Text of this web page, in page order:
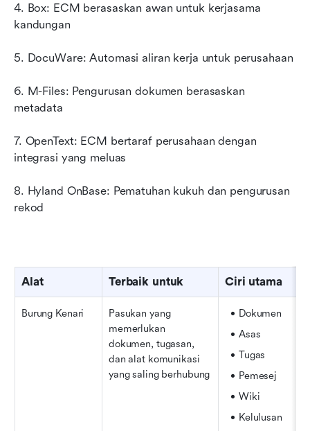
4. Box: ECM berasaskan awan untuk kerjasama
kandungan
5. DocuWare: Automasi aliran kerja untuk perusahaan
6. M-Files: Pengurusan dokumen berasaskan
metadata
7. OpenText: ECM bertaraf perusahaan dengan
integrasi yang meluas
8. Hyland OnBase: Pematuhan kukuh dan pengurusan
rekod
Alat Terbaik untuk Ciri utama
Burung Kenari
Pasukan yang
memerlukan
dokumen, tugasan,
dan alat komunikasi
yang saling berhubung
Dokumen
Asas
Tugas
Pemesej
Wiki
Kelulusan